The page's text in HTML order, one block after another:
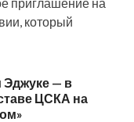
который
— в
ЦСКА на